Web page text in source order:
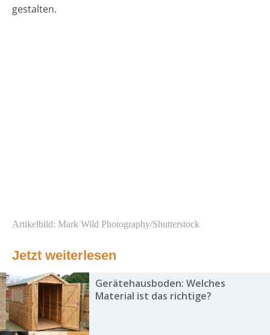
gestalten.
Artikelbild: Mark Wild Photography/Shutterstock
Jetzt weiterlesen
Gerätehausboden: Welches
Material ist das richtige?